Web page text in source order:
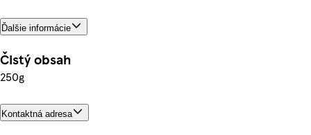
Ďalšie informácie
Čistý obsah
250g
Kontaktná adresa